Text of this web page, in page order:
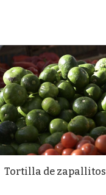
Tortilla de zapallitos